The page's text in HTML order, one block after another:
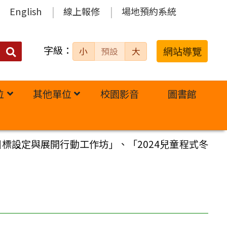
English 線上報修 場地預約系統
搜
字級： 小 預設 大 網站導覽
其他單位 校園影音 圖書館
設定與展開行動工作坊」、「2024兒童程式冬